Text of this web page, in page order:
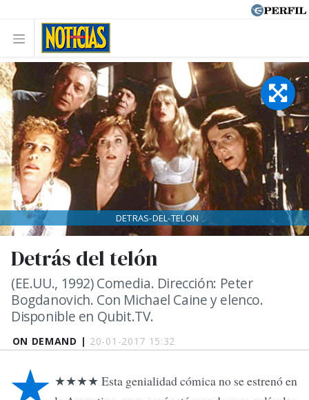
ON DEMAND | 20-01-2017 15:32
Detrás del telón
(EE.UU., 1992) Comedia. Dirección: Peter
Bogdanovich. Con Michael Caine y elenco.
Disponible en Qubit.TV.
DETRAS-DEL-TELON
★★★★ Esta genialidad cómica no se estrenó en